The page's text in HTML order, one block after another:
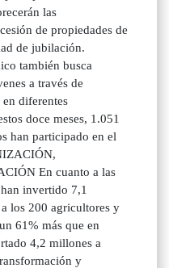
las
de propiedades de
de jubilación.
también busca
a través de
diferentes
doce meses, 1.051
han participado en el
En cuanto a las
invertido 7,1
los 200 agricultores y
61% más que en
4,2 millones a
y